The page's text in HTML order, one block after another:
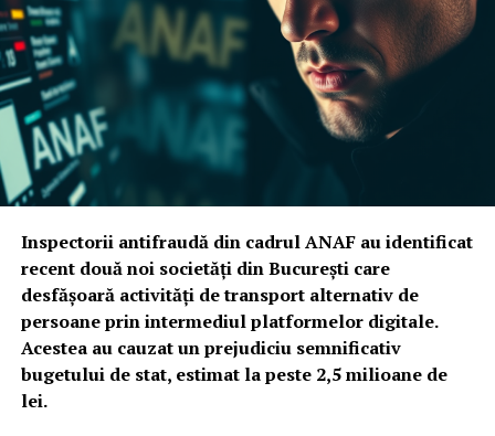
Inspectorii antifraudă din cadrul ANAF au identificat
recent două noi societăți din București care
desfășoară activități de transport alternativ de
persoane prin intermediul platformelor digitale.
Acestea au cauzat un prejudiciu semnificativ
bugetului de stat, estimat la peste 2,5 milioane de
lei.